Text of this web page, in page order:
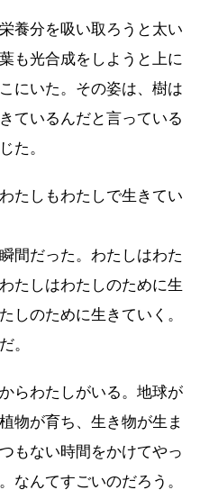
養分を吸い取ろうと太い
も光合成をしようと上に
にいた。その姿は、樹は
ているんだと言っている
た。
たしもわたしで生きてい
間だった。わたしはわた
たしはわたしのために生
しのために生きていく。
。
らわたしがいる。地球が
物が育ち、生き物が生ま
もない時間をかけてやっ
なんてすごいのだろう。